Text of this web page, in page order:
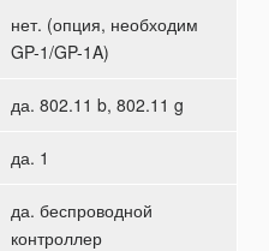
нет. (опция, необходим
GP-1/GP-1A)
да. 802.11 b, 802.11 g
да. 1
да. беспроводной
контроллер